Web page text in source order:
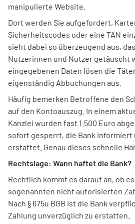
manipulierte Website.
Dort werden Sie aufgefordert,
Sicherheitscodes oder eine TAN
sieht dabei so überzeugend aus,
Nutzerinnen und Nutzer getäuscht
eingegebenen Daten lösen die
eigenständig Abbuchungen aus.
Häufig bemerken Betroffene den
auf den Kontoauszug. In einem
Kanzlei wurden fast 1.500 Euro
sofort gesperrt, die Bank informiert
erstattet. Genau dieses schnelle
Rechtslage: Wann haftet die Bank?
Rechtlich kommt es darauf an, ob
sogenannten nicht autorisierten
Nach § 675u BGB ist die Bank
Zahlung unverzüglich zu erstatten.